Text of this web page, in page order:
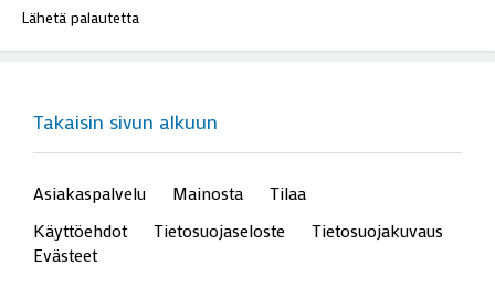
Lähetä palautetta
Takaisin sivun alkuun
Asiakaspalvelu Mainosta
Tilaa
Käyttöehdot
Tietosuojaseloste
Tietosuojakuvaus
Evästeet